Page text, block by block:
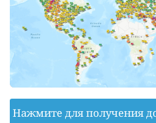
Нажмите для получения